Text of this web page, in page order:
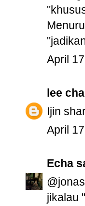
April
lee
Ijin
April
Echa
jikalau